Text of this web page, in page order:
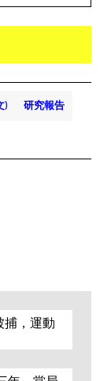
) 研究報告
捕，運動